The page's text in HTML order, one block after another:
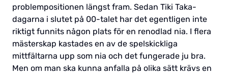
problempositionen längst fram. Sedan Tiki Taka-
dagarna i slutet på 00-talet har det egentligen inte
riktigt funnits någon plats för en renodlad nia. I flera
mästerskap kastades en av de spelskickliga
mittfältarna upp som nia och det fungerade ju bra.
Men om man ska kunna anfalla på olika sätt krävs en